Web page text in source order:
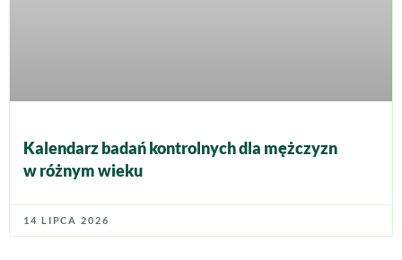
Kalendarz badań kontrolnych dla mężczyzn
w różnym wieku
14 LIPCA 2026